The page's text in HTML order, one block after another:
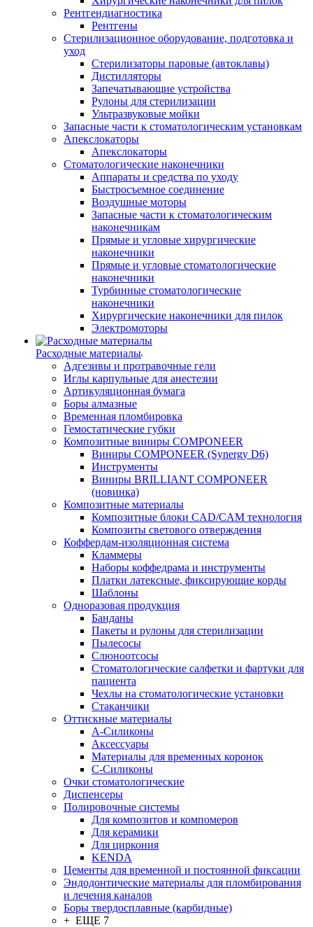
Рентгендиагностика
Рентгены
Стерилизационное оборудование, подготовка и
уход
Стерилизаторы паровые (автоклавы)
Дистилляторы
Запечатывающие устройства
Рулоны для стерилизации
Ультразвуковые мойки
Запасные части к стоматологическим установкам
Апекслокаторы
Апекслокаторы
Стоматологические наконечники
Аппараты и средства по уходу
Быстросъемное соединение
Воздушные моторы
Запасные части к стоматологическим
наконечникам
Прямые и угловые хирургические
наконечники
Прямые и угловые стоматологические
наконечники
Турбинные стоматологические
наконечники
Хирургические наконечники для пилок
Электромоторы
Расходные материалы
Адгезивы и протравочные гели
Иглы карпульные для анестезии
Артикуляционная бумага
Боры алмазные
Временная пломбировка
Гемостатические губки
Композитные виниры COMPONEER
Виниры COMPONEER (Synergy D6)
Инструменты
Виниры BRILLIANT COMPONEER
(новинка)
Композитные материалы
Композитные блоки CAD/СAM технология
Композиты светового отверждения
Коффердам-изоляционная система
Кламмеры
Наборы коффедрама и инструменты
Платки латексные, фиксирующие корды
Шаблоны
Одноразовая продукция
Банданы
Пакеты и рулоны для стерилизации
Пылесосы
Слюноотсосы
Стоматологические салфетки и фартуки для
пациента
Чехлы на стоматологические установки
Стаканчики
Оттискные материалы
А-Силиконы
Аксессуары
Материалы для временных коронок
С-Силиконы
Очки стоматологические
Диспенсеры
Полировочные системы
Для композитов и компомеров
Для керамики
Для циркония
KENDA
Цементы для временной и постоянной фиксации
Эндодонтические материалы для пломбирования
и лечения каналов
Боры твердосплавные (карбидные)
+ ЕЩЕ 7